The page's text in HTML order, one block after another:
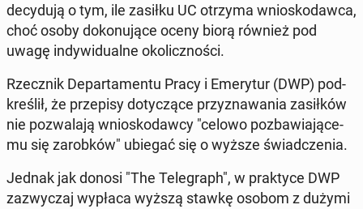
de­cy­du­ją o tym, ile zasiłku UC otrzyma wnio­sko­daw­ca,
choć osoby do­ko­nu­ją­ce oceny biorą również pod
uwagę in­dy­wi­du­al­ne oko­licz­no­ści.
Rzecz­nik De­par­ta­men­tu Pracy i Eme­ry­tur (DWP) pod­
kre­ślił, że prze­pi­sy do­ty­czą­ce przy­zna­wa­nia za­sił­ków
nie po­zwa­la­ją wnio­sko­daw­cy "celowo po­zba­wia­ją­ce­
mu się za­rob­ków" ubiegać się o wyższe świad­cze­nia.
Jednak jak donosi "The Te­le­graph", w prak­ty­ce DWP
za­zwy­czaj wypłaca wyższą stawkę osobom z dużymi